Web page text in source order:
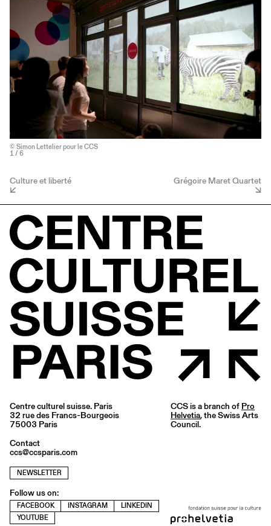
© Simon Lettelier pour le CCS
1 / 6
Culture et liberté Grégoire Maret Quartet
Centre culturel suisse. Paris
32 rue des Francs-Bourgeois
75003 Paris
Contact
ccs@ccsparis.com
NEWSLETTER
Follow us on:
FACEBOOK INSTAGRAM
LINKEDIN
YOUTUBE
CCS is a branch of Pro
Helvetia, the Swiss Arts
Council.